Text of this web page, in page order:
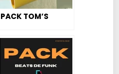
PACK TOM’S